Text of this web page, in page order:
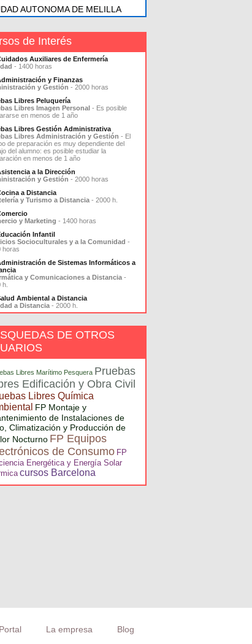
AUTONOMA DE MELILLA
de Interés
Auxiliares de Enfermería
- 1400 horas
y Finanzas
y Gestión - 2000 horas
Libres Peluquería
Libres Imagen Personal - Es posible
en menos de 1 año
Libres Gestión Administrativa
Libres Administración y Gestión - El
de preparación es muy dependiente del
del alumno: es posible estudiar la
en menos de 1 año
a la Dirección
y Gestión - 2000 horas
a Distancia
y Turismo a Distancia - 2000 h.
y Marketing - 1400 horas
Infantil
Socioculturales y a la Comunidad -
horas
de Sistemas Informáticos a
y Comunicaciones a Distancia -
h.
Ambiental a Distancia
a Distancia - 2000 h.
DE OTROS
Libres Marítimo Pesquera Pruebas
Edificación y Obra Civil
Libres Química
FP Montaje y
de Instalaciones de
Climatización y Producción de
Nocturno FP Equipos
de Consumo FP
Energética y Energía Solar
cursos Barcelona
La empresa Blog